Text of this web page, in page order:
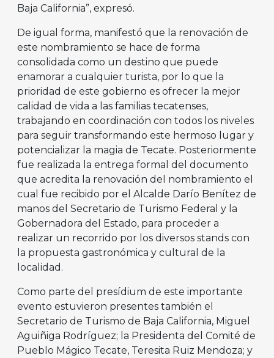
Baja California”, expresó.
De igual forma, manifestó que la renovación de
este nombramiento se hace de forma
consolidada como un destino que puede
enamorar a cualquier turista, por lo que la
prioridad de este gobierno es ofrecer la mejor
calidad de vida a las familias tecatenses,
trabajando en coordinación con todos los niveles
para seguir transformando este hermoso lugar y
potencializar la magia de Tecate. Posteriormente
fue realizada la entrega formal del documento
que acredita la renovación del nombramiento el
cual fue recibido por el Alcalde Darío Benítez de
manos del Secretario de Turismo Federal y la
Gobernadora del Estado, para proceder a
realizar un recorrido por los diversos stands con
la propuesta gastronómica y cultural de la
localidad.
Como parte del presídium de este importante
evento estuvieron presentes también el
Secretario de Turismo de Baja California, Miguel
Aguiñiga Rodríguez; la Presidenta del Comité de
Pueblo Mágico Tecate, Teresita Ruiz Mendoza; y